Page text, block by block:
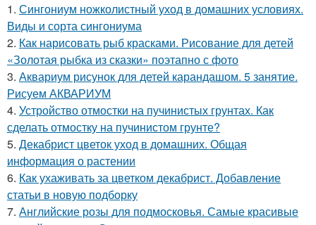
1. Сингониум ножколистный уход в домашних условиях.
Виды и сорта сингониума
2. Как нарисовать рыб красками. Рисование для детей
«Золотая рыбка из сказки» поэтапно с фото
3. Аквариум рисунок для детей карандашом. 5 занятие.
Рисуем АКВАРИУМ
4. Устройство отмостки на пучинистых грунтах. Как
сделать отмостку на пучинистом грунте?
5. Декабрист цветок уход в домашних. Общая
информация о растении
6. Как ухаживать за цветком декабрист. Добавление
статьи в новую подборку
7. Английские розы для подмосковья. Самые красивые